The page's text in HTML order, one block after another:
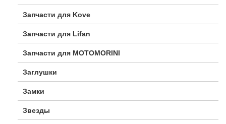
Запчасти для Kove
Запчасти для Lifan
Запчасти для MOTOMORINI
Заглушки
Замки
Звезды